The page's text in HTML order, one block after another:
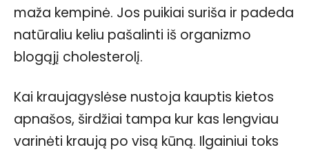
maža kempinė. Jos puikiai suriša ir padeda
natūraliu keliu pašalinti iš organizmo
blogąjį cholesterolį.
Kai kraujagyslėse nustoja kauptis kietos
apnašos, širdžiai tampa kur kas lengviau
varinėti kraują po visą kūną. Ilgainiui toks